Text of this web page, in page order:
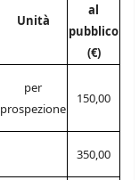
Unità
al
pubblico
(€)
per
prospezione
150,00
350,00